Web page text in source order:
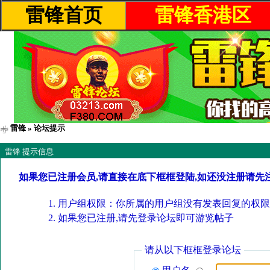
雷锋首页 雷锋香港区
雷锋 » 论坛提示
雷锋 提示信息
如果您已注册会员,请直接在底下框框登陆,如还没注册请先
用户组权限：你所属的用户组没有发表回复的权
如果您已注册,请先登录论坛即可游览帖子
请从以下框框登录论坛